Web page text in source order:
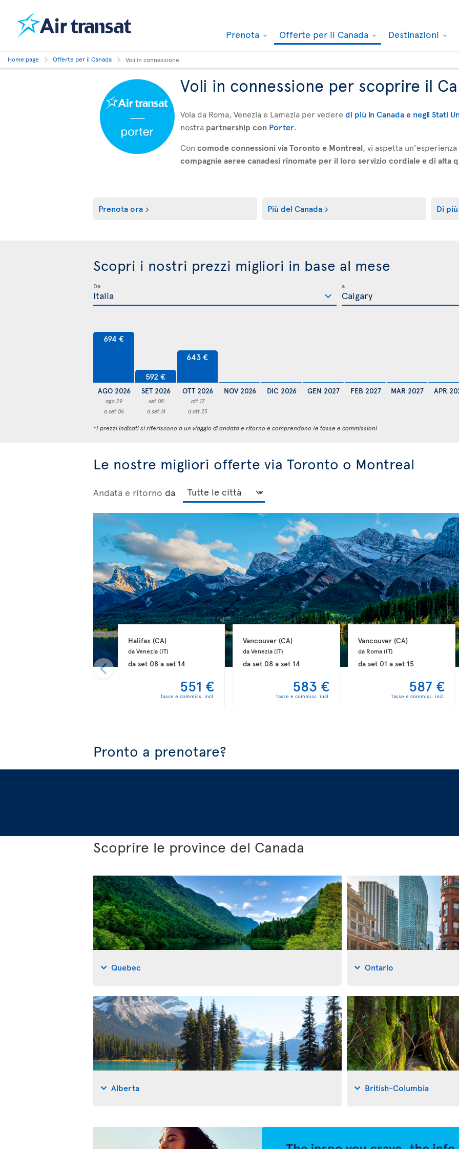
Prenota Offerte per il Canada Destinazioni
Home page Offerte per il Canada Voli in connessione
Voli in connessione per scoprire il
Vola da Roma, Venezia e Lamezia per vedere di più in Canada e negli Stati
nostra partnership con Porter.
Con comode connessioni via Toronto e Montreal, vi aspetta
compagnie aeree canadesi rinomate per il loro servizio cordiale e di alta
Prenota ora Più del Canada Di
Scopri i nostri prezzi migliori in base al mese
Da a
694 €
AGO 2026
ago 29
a set 06
592 €
SET 2026
set 08
a set 14
643 €
OTT 2026
ott 17
a ott 23
NOV 2026 DIC 2026 GEN 2027 FEB 2027 MAR 2027 APR
*I prezzi indicati si riferiscono a un viaggio di andata e ritorno e comprendono le tasse e commissioni
Le nostre migliori offerte via Toronto o Montreal
Andata e ritorno da
Halifax (CA)
da Venezia (IT)
da set 08a set 14
551 €
tasse e commiss. incl.
Vancouver (CA)
da Venezia (IT)
daset 08 aset 14
583 €
tasse e commiss. incl.
Vancouver (CA)
da Roma (IT)
daset 01 aset 15
587 €
tasse e commiss. incl.
Pronto a prenotare?
Scoprire le province del Canada
Quebec Ontario
Alberta British-Columbia